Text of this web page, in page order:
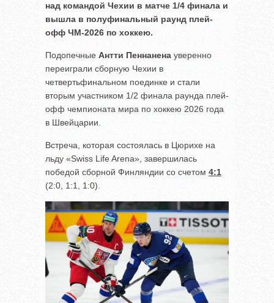
над командой Чехии в матче 1/4 финала и
вышла в полуфинальный раунд плей-
офф ЧМ-2026 по хоккею.
Подопечные Антти Пеннанена уверенно
переиграли сборную Чехии в
четвертьфинальном поединке и стали
вторым участником 1/2 финала раунда плей-
офф чемпионата мира по хоккею 2026 года
в Швейцарии.
Встреча, которая состоялась в Цюрихе на
льду «Swiss Life Arena», завершилась
победой сборной Финляндии со счетом 4:1
(2:0, 1:1, 1:0).